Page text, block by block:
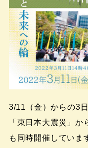
3/11（金）からの3
「東日本大震災」
も同時開催していま